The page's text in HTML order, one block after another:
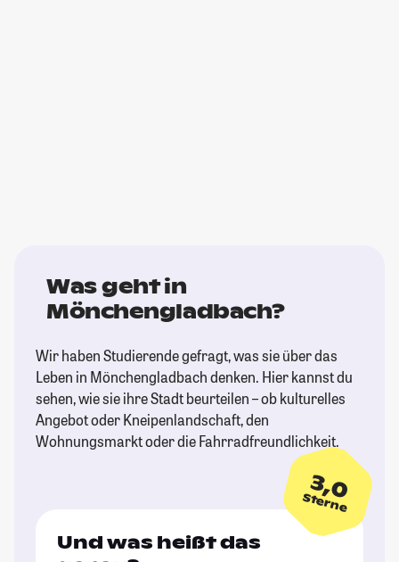
Was geht in
Mönchengladbach?
Wir haben Studierende gefragt, was sie über das
Leben in Mönchengladbach denken. Hier kannst du
sehen, wie sie ihre Stadt beurteilen – ob kulturelles
Angebot oder Kneipenlandschaft, den
Wohnungsmarkt oder die Fahrradfreundlichkeit.
3,0
Sterne
Und was heißt das